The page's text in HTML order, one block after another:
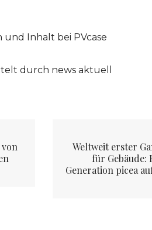
Inhalt bei PVcase
durch news aktuell
Weltweit erster
für Gebäude:
Generation picea